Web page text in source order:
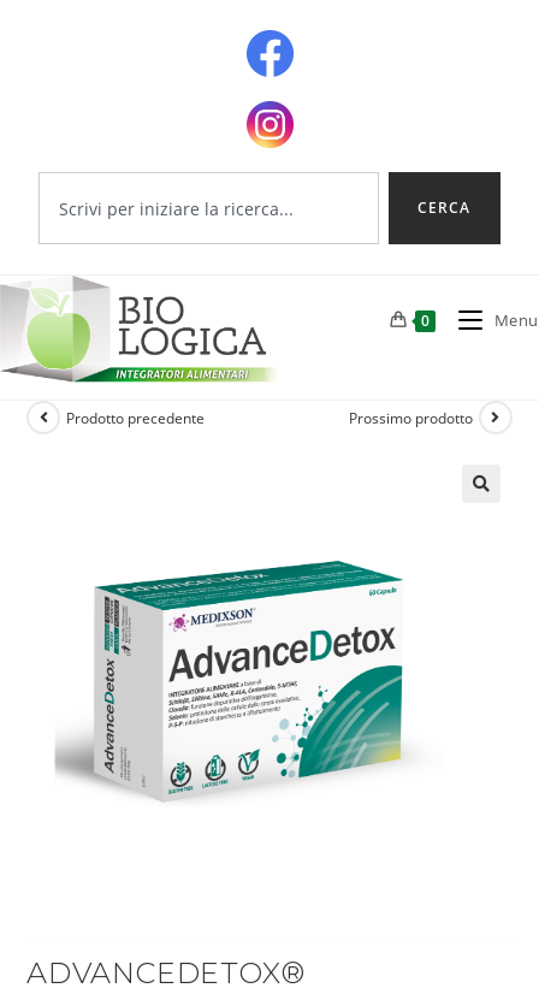
CERCA
0 Menu
Prodotto precedente Prossimo prodotto
ADVANCEDETOX®